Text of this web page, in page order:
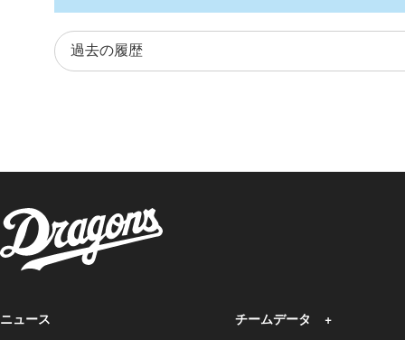
ニュース
チームデータ